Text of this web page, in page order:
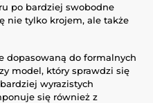
po bardziej swobodne
nie tylko krojem, ale także
dopasowaną do formalnych
model, który sprawdzi się
wyrazistych
się również z